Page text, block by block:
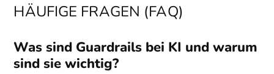
HÄUFIGE FRAGEN (FAQ)
Was sind Guardrails bei KI und warum
sind sie wichtig?